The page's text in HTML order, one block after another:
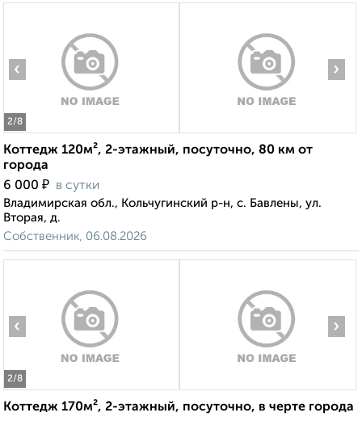
2/8
‹ ›
Коттедж 120м², 2-этажный, посуточно, 80 км от
города
6 000 ₽ в сутки
Владимирская обл., Кольчугинский р-н, с. Бавлены, ул.
Вторая, д.
Собственник, 06.08.2026
2/8
‹ ›
Коттедж 170м², 2-этажный, посуточно, в черте города